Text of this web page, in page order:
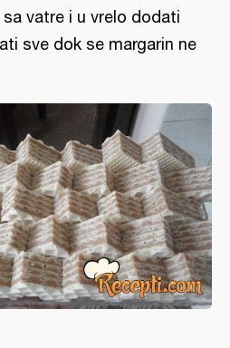
vatre i u vrelo dodati
sve dok se margarin ne